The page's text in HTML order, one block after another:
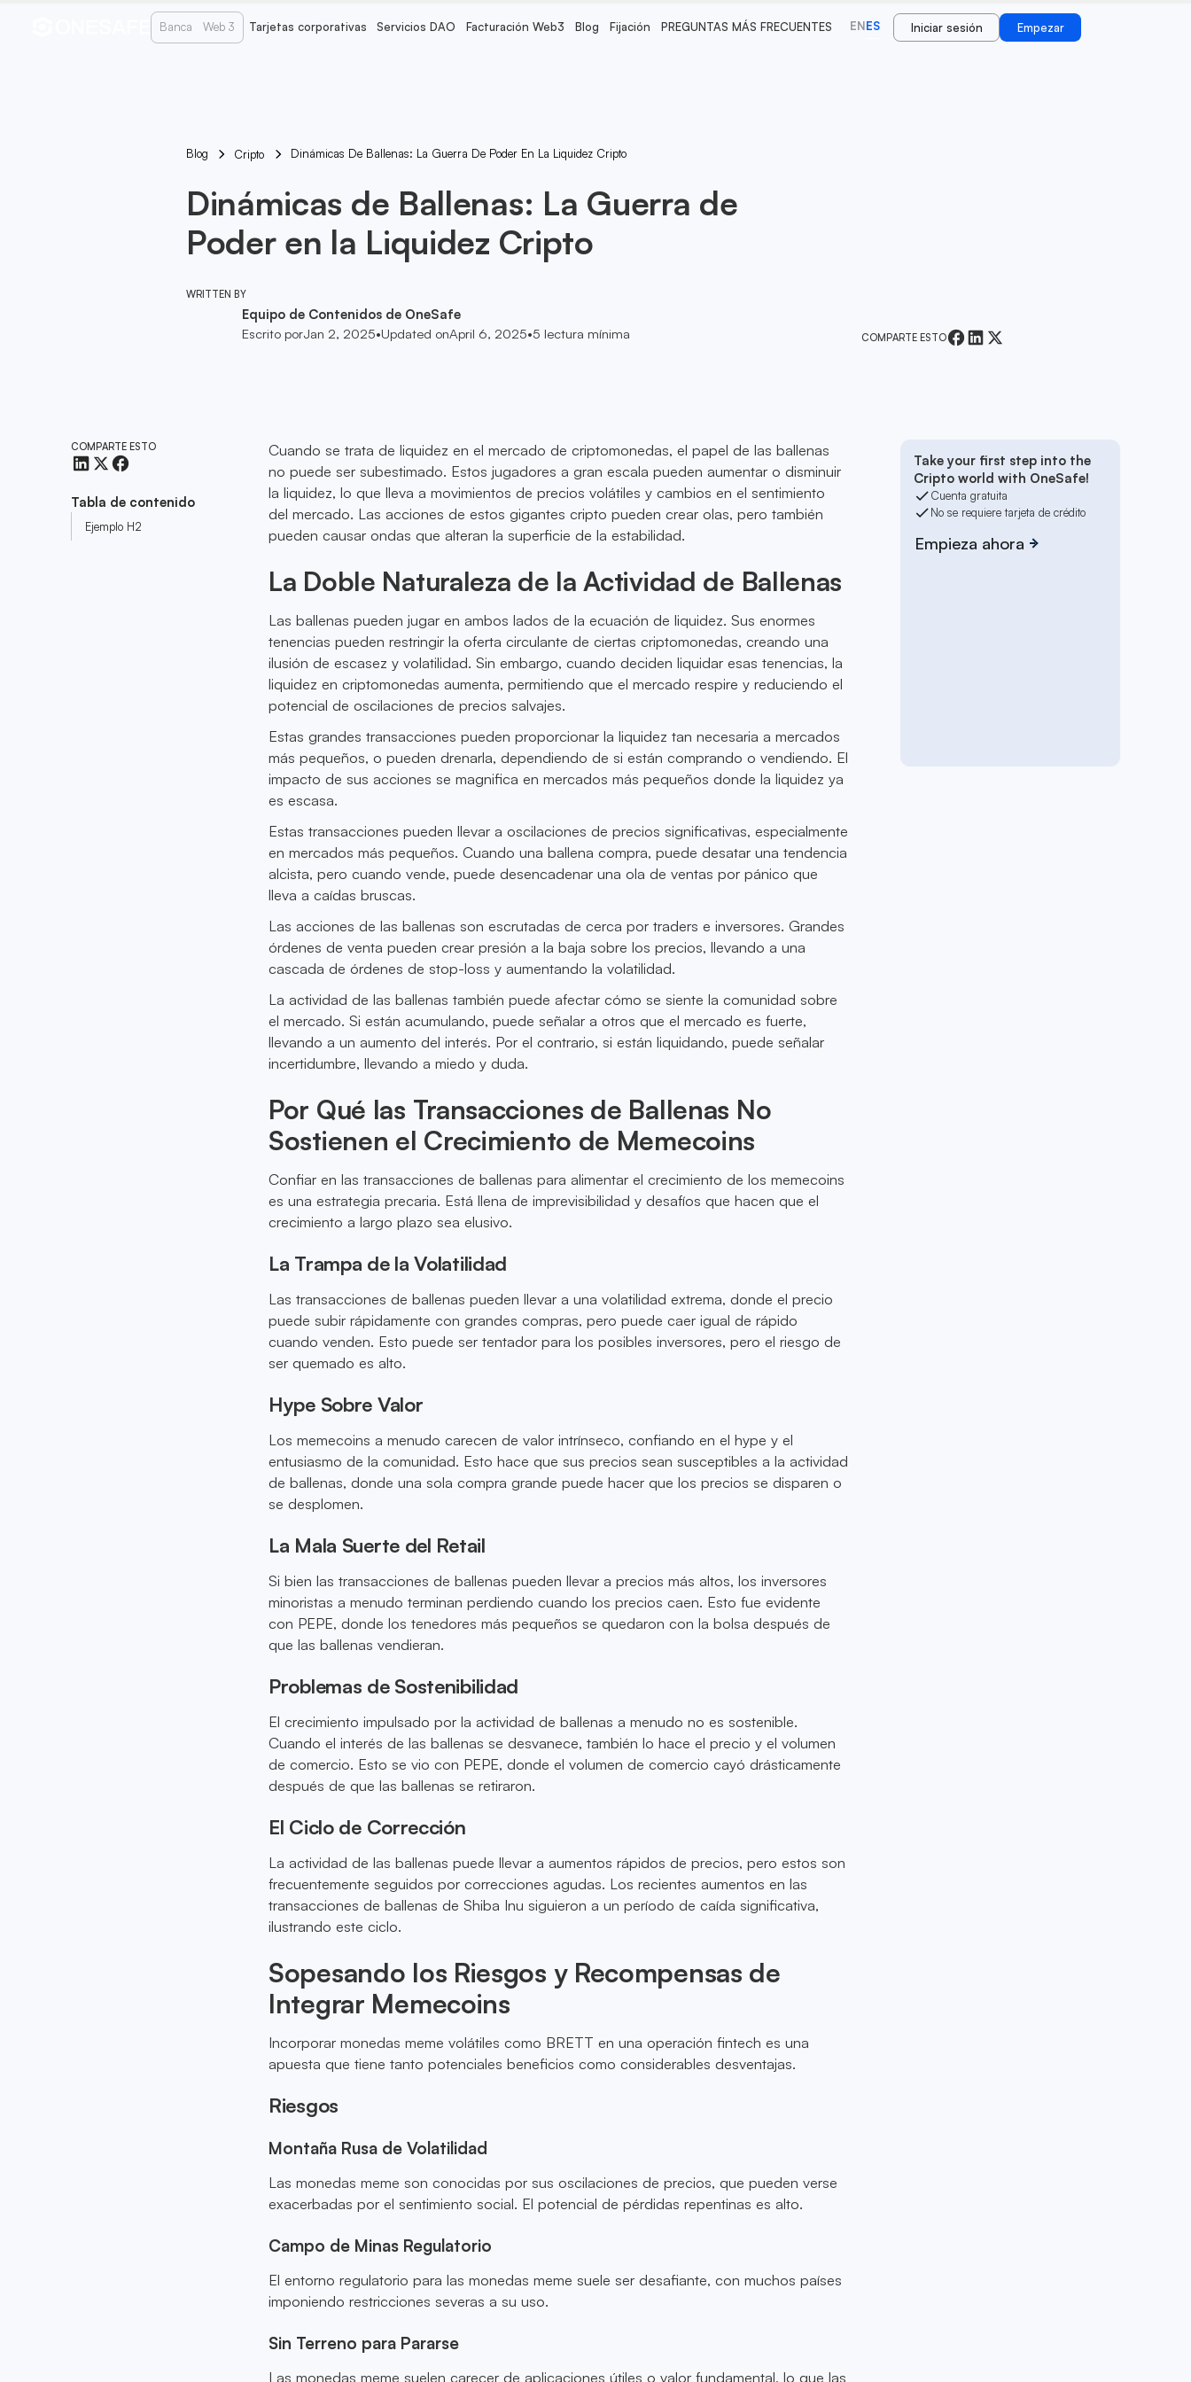
Banca Web 3 Tarjetas corporativas Servicios DAO Facturación Web3 Blog Fijación PREGUNTAS MÁS FRECUENTES ENES Iniciar sesión Empezar
Blog Cripto Dinámicas De Ballenas: La Guerra De Poder En La Liquidez Cripto
Dinámicas de Ballenas: La Guerra de
Poder en la Liquidez Cripto
WRITTEN BY
Equipo de Contenidos de OneSafe
Escrito porJan 2, 2025•Updated onApril 6, 2025•5 lectura mínima COMPARTE ESTO
COMPARTE ESTO
Tabla de contenido
Ejemplo H2
Cuando se trata de liquidez en el mercado de criptomonedas, el papel de las ballenas
no puede ser subestimado. Estos jugadores a gran escala pueden aumentar o disminuir
la liquidez, lo que lleva a movimientos de precios volátiles y cambios en el sentimiento
del mercado. Las acciones de estos gigantes cripto pueden crear olas, pero también
pueden causar ondas que alteran la superficie de la estabilidad.
La Doble Naturaleza de la Actividad de Ballenas
Las ballenas pueden jugar en ambos lados de la ecuación de liquidez. Sus enormes
tenencias pueden restringir la oferta circulante de ciertas criptomonedas, creando una
ilusión de escasez y volatilidad. Sin embargo, cuando deciden liquidar esas tenencias, la
liquidez en criptomonedas aumenta, permitiendo que el mercado respire y reduciendo el
potencial de oscilaciones de precios salvajes.
Estas grandes transacciones pueden proporcionar la liquidez tan necesaria a mercados
más pequeños, o pueden drenarla, dependiendo de si están comprando o vendiendo. El
impacto de sus acciones se magnifica en mercados más pequeños donde la liquidez ya
es escasa.
Estas transacciones pueden llevar a oscilaciones de precios significativas, especialmente
en mercados más pequeños. Cuando una ballena compra, puede desatar una tendencia
alcista, pero cuando vende, puede desencadenar una ola de ventas por pánico que
lleva a caídas bruscas.
Las acciones de las ballenas son escrutadas de cerca por traders e inversores. Grandes
órdenes de venta pueden crear presión a la baja sobre los precios, llevando a una
cascada de órdenes de stop-loss y aumentando la volatilidad.
La actividad de las ballenas también puede afectar cómo se siente la comunidad sobre
el mercado. Si están acumulando, puede señalar a otros que el mercado es fuerte,
llevando a un aumento del interés. Por el contrario, si están liquidando, puede señalar
incertidumbre, llevando a miedo y duda.
Por Qué las Transacciones de Ballenas No
Sostienen el Crecimiento de Memecoins
Confiar en las transacciones de ballenas para alimentar el crecimiento de los memecoins
es una estrategia precaria. Está llena de imprevisibilidad y desafíos que hacen que el
crecimiento a largo plazo sea elusivo.
La Trampa de la Volatilidad
Las transacciones de ballenas pueden llevar a una volatilidad extrema, donde el precio
puede subir rápidamente con grandes compras, pero puede caer igual de rápido
cuando venden. Esto puede ser tentador para los posibles inversores, pero el riesgo de
ser quemado es alto.
Hype Sobre Valor
Los memecoins a menudo carecen de valor intrínseco, confiando en el hype y el
entusiasmo de la comunidad. Esto hace que sus precios sean susceptibles a la actividad
de ballenas, donde una sola compra grande puede hacer que los precios se disparen o
se desplomen.
La Mala Suerte del Retail
Si bien las transacciones de ballenas pueden llevar a precios más altos, los inversores
minoristas a menudo terminan perdiendo cuando los precios caen. Esto fue evidente
con PEPE, donde los tenedores más pequeños se quedaron con la bolsa después de
que las ballenas vendieran.
Problemas de Sostenibilidad
El crecimiento impulsado por la actividad de ballenas a menudo no es sostenible.
Cuando el interés de las ballenas se desvanece, también lo hace el precio y el volumen
de comercio. Esto se vio con PEPE, donde el volumen de comercio cayó drásticamente
después de que las ballenas se retiraron.
El Ciclo de Corrección
La actividad de las ballenas puede llevar a aumentos rápidos de precios, pero estos son
frecuentemente seguidos por correcciones agudas. Los recientes aumentos en las
transacciones de ballenas de Shiba Inu siguieron a un período de caída significativa,
ilustrando este ciclo.
Sopesando los Riesgos y Recompensas de
Integrar Memecoins
Incorporar monedas meme volátiles como BRETT en una operación fintech es una
apuesta que tiene tanto potenciales beneficios como considerables desventajas.
Riesgos
Montaña Rusa de Volatilidad
Las monedas meme son conocidas por sus oscilaciones de precios, que pueden verse
exacerbadas por el sentimiento social. El potencial de pérdidas repentinas es alto.
Campo de Minas Regulatorio
El entorno regulatorio para las monedas meme suele ser desafiante, con muchos países
imponiendo restricciones severas a su uso.
Sin Terreno para Pararse
Las monedas meme suelen carecer de aplicaciones útiles o valor fundamental, lo que las
Take your first step into the
Cripto world with OneSafe!
Cuenta gratuita
No se requiere tarjeta de crédito
Empieza ahora